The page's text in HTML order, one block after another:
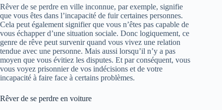
Rêver de se perdre en ville inconnue, par exemple, signifie
que vous êtes dans l’incapacité de fuir certaines personnes.
Cela peut également signifier que vous n’êtes pas capable de
vous échapper d’une situation sociale. Donc logiquement, ce
genre de rêve peut survenir quand vous vivez une relation
tendue avec une personne. Mais aussi lorsqu’il n’y a pas
moyen que vous évitiez les disputes. Et par conséquent, vous
vous voyez prisonnier de vos indécisions et de votre
incapacité à faire face à certains problèmes.
Rêver de se perdre en voiture